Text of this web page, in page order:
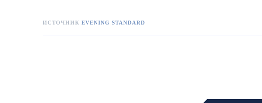
ИСТОЧНИК EVENING STANDARD